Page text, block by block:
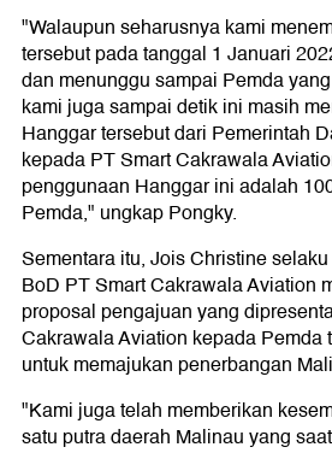
"Walaupun seharusnya kami
tersebut pada tanggal 1 Januari
dan menunggu sampai Pemda
kami juga sampai detik ini masih
Hanggar tersebut dari Pemerintah
kepada PT Smart Cakrawala
penggunaan Hanggar ini adalah
Pemda," ungkap Pongky.
Sementara itu, Jois Christine
BoD PT Smart Cakrawala Aviation
proposal pengajuan yang
Cakrawala Aviation kepada Pemda
untuk memajukan penerbangan
"Kami juga telah memberikan
satu putra daerah Malinau yang